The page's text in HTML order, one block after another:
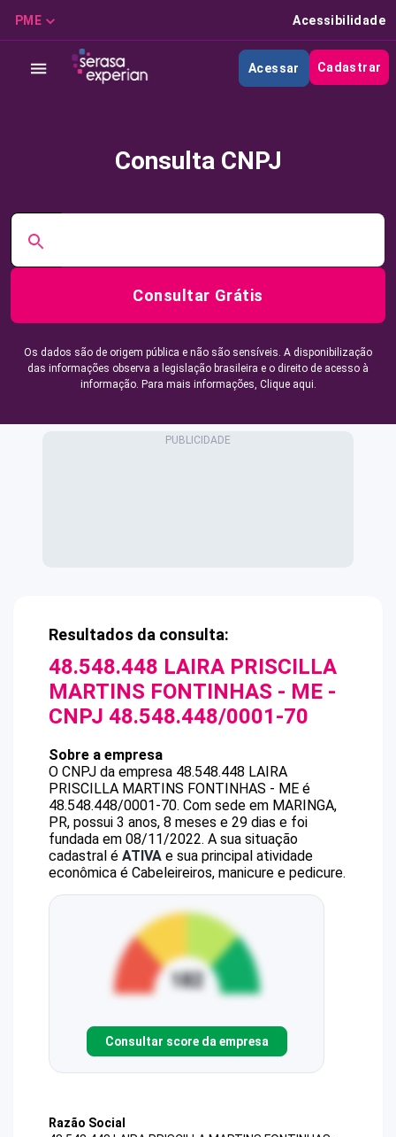
PME Acessibilidade
Acessar Cadastrar
Consulta CNPJ
Consultar Grátis
Os dados são de origem pública e não são sensíveis. A disponibilização
das informações observa a legislação brasileira e o direito de acesso à
informação. Para mais informações, Clique aqui.
Resultados da consulta:
48.548.448 LAIRA PRISCILLA
MARTINS FONTINHAS - ME -
CNPJ 48.548.448/0001-70
Sobre a empresa
O CNPJ da empresa 48.548.448 LAIRA
PRISCILLA MARTINS FONTINHAS - ME é
48.548.448/0001-70. Com sede em MARINGA,
PR, possui 3 anos, 8 meses e 29 dias e foi
fundada em 08/11/2022. A sua situação
cadastral é ATIVA e sua principal atividade
econômica é Cabeleireiros, manicure e pedicure.
Consultar score da empresa
Razão Social